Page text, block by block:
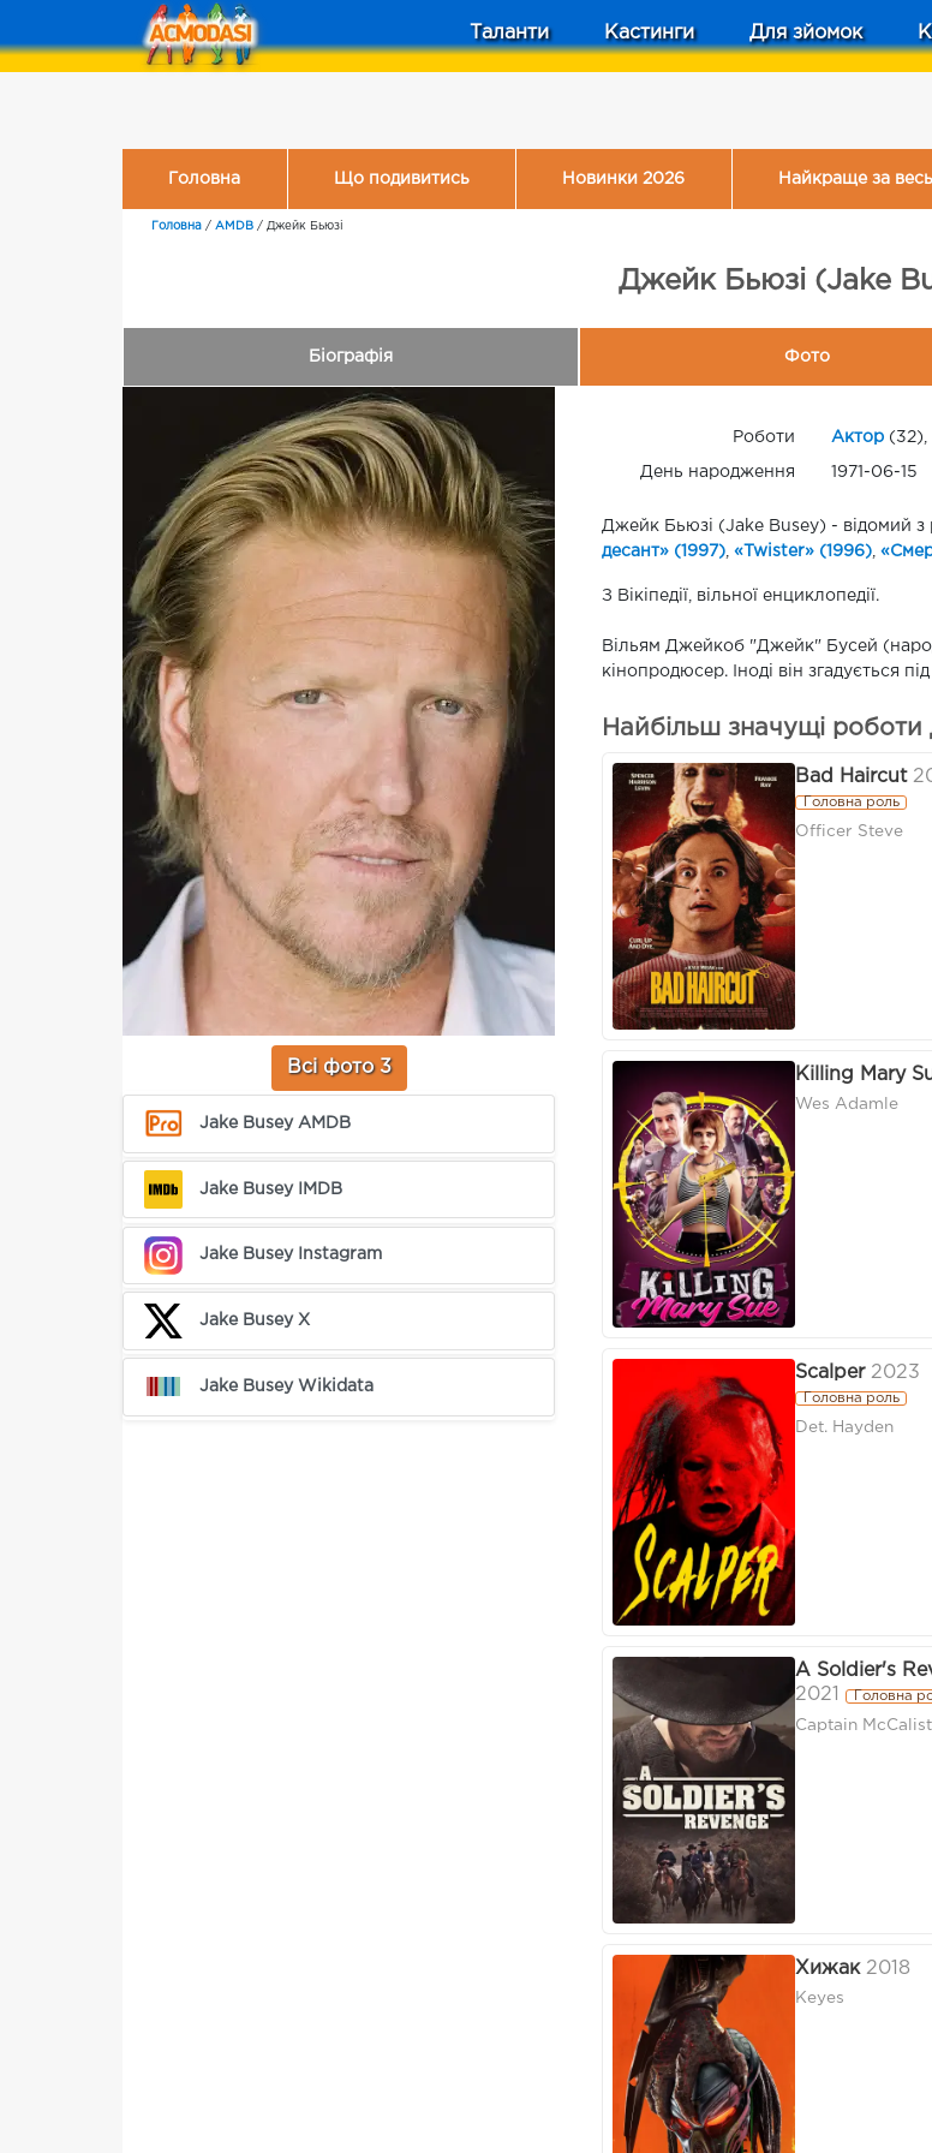
Таланти Кастинги Для зйомок
Головна Що подивитись Новинки 2026 Найкраще за
Головна / AMDB / Джейк Бьюзі
Джейк Бьюзі (Jake
Біографія Фото
Всі фото 3
Jake Busey AMDB
Jake Busey IMDB
Jake Busey Instagram
Jake Busey X
Jake Busey Wikidata
Роботи Актор(32),
День народження 1971-06-15
Джейк Бьюзі (Jake Busey) - відомий з
десант» (1997) «Twister» (1996)
З Вікіпедії, вільної енциклопедії.
Вільям Джейкоб "Джейк" Бусей
кінопродюсер. Іноді він згадується
Найбільш значущі
Bad Haircut
Головна роль
Officer Steve
Killing Mary
Wes Adamle
Scalper 2023
Головна роль
Det. Hayden
A Soldier's
2021
Головна
Captain
Хижак 2018
Keyes